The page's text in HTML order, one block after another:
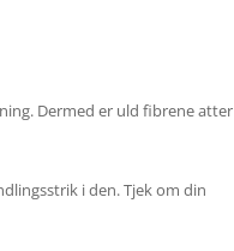
Dermed er uld fibrene atter
i den. Tjek om din